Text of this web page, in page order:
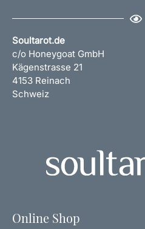
Soultarot.de
c/o Honeygoat GmbH
Kägenstrasse 21
4153 Reinach
Schweiz
Online Shop